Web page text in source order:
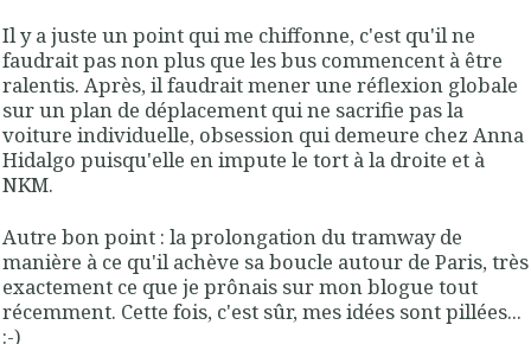
Il y a juste un point qui me chiffonne, c'est qu'il ne
faudrait pas non plus que les bus commencent à être
ralentis. Après, il faudrait mener une réflexion globale
sur un plan de déplacement qui ne sacrifie pas la
voiture individuelle, obsession qui demeure chez Anna
Hidalgo puisqu'elle en impute le tort à la droite et à
NKM.
Autre bon point : la prolongation du tramway de
manière à ce qu'il achève sa boucle autour de Paris, très
exactement ce que je prônais sur mon blogue tout
récemment. Cette fois, c'est sûr, mes idées sont pillées...
:-)